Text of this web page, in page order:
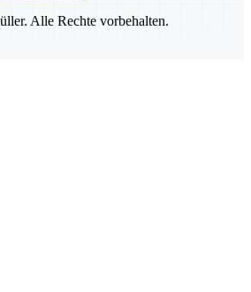
Alle Rechte vorbehalten.